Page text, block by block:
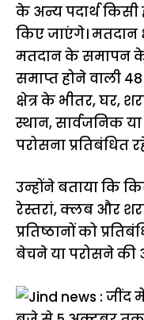
के अन्य पदार्थ किसी
किए जाएंगे। मतदान
मतदान के समापन के
समाप्त होने वाली
क्षेत्र के भीतर, घर,
स्थान, सार्वजनिक
परोसना प्रतिबंधित
उन्होंने बताया कि
रेस्तरां, क्लब और
प्रतिष्ठानों को
बेचने या परोसने की